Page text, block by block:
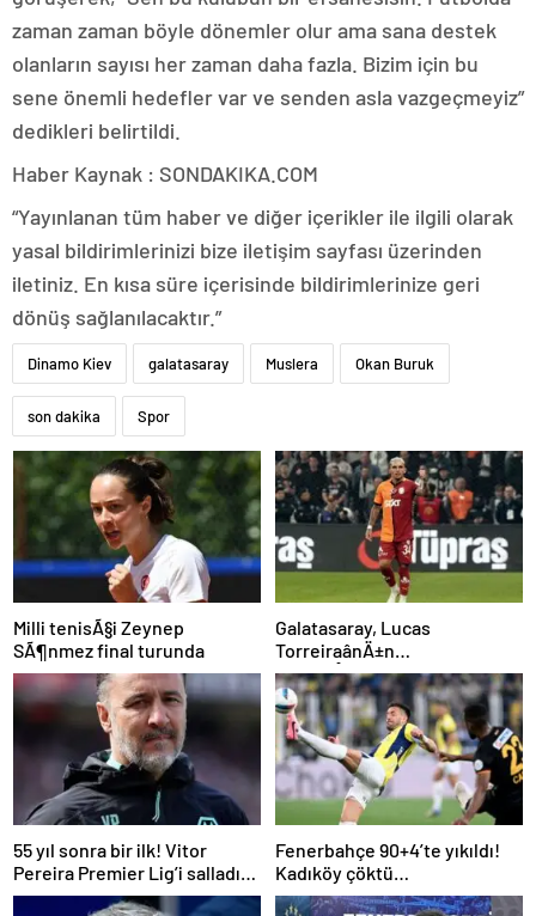
zaman zaman böyle dönemler olur ama sana destek
olanların sayısı her zaman daha fazla. Bizim için bu
sene önemli hedefler var ve senden asla vazgeçmeyiz”
dedikleri belirtildi.
Haber Kaynak : SONDAKIKA.COM
“Yayınlanan tüm haber ve diğer içerikler ile ilgili olarak
yasal bildirimlerinizi bize iletişim sayfası üzerinden
iletiniz. En kısa süre içerisinde bildirimlerinize geri
dönüş sağlanılacaktır.”
Dinamo Kiev galatasaray Muslera Okan Buruk
son dakika Spor
Milli tenisÃ§i Zeynep
SÃ¶nmez final turunda
Galatasaray, Lucas
TorreiraânÄ±n
sÃ¶zleÅmesini uzattÄ±
55 yıl sonra bir ilk! Vitor
Pereira Premier Lig’i salladı…
Fenerbahçe 90+4’te yıkıldı!
Kadıköy çöktü…